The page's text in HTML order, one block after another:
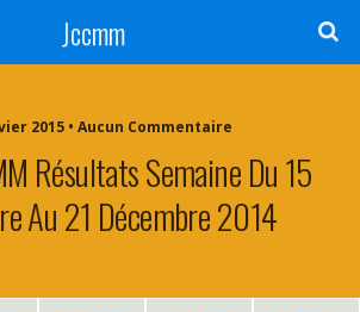
Jccmm
2015 • Aucun Commentaire
Résultats Semaine Du 15
Au 21 Décembre 2014